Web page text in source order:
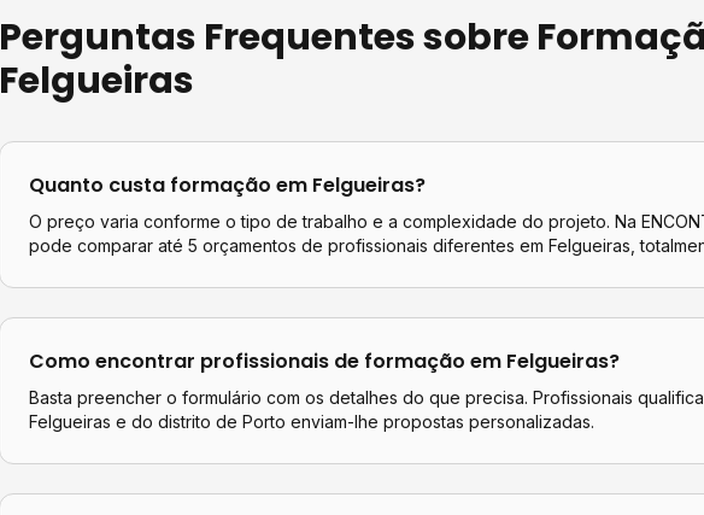
Perguntas Frequentes sobre
Felgueiras
Quanto custa formação em Felgueiras?
O preço varia conforme o tipo de trabalho e a complexidade do projeto. Na
pode comparar até 5 orçamentos de profissionais diferentes em Felgueiras ,
Como encontrar profissionais de formação em Felgueiras?
Basta preencher o formulário com os detalhes do que precisa. Profissionais
Felgueiras e do distrito de Porto enviam-lhe propostas personalizadas.